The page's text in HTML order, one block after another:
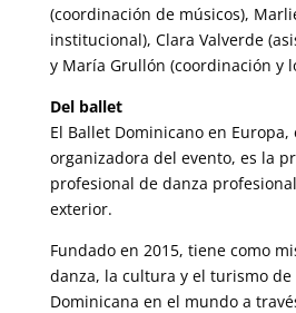
(coordinación de músicos),
institucional), Clara Valverde
y María Grullón (coordinación y
Del ballet
El Ballet Dominicano en Europa,
organizadora del evento, es la
profesional de danza
exterior.
Fundado en 2015, tiene como
danza, la cultura y el turismo de
Dominicana en el mundo a